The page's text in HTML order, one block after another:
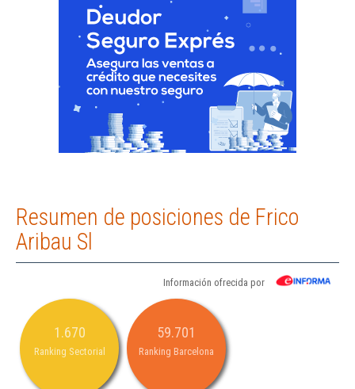
Resumen de posiciones de Frico
Aribau Sl
Información ofrecida por
1.670
Ranking Sectorial
59.701
Ranking Barcelona